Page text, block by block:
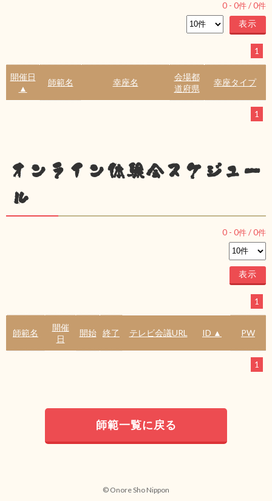
0 - 0件 /0件
1
開催日
▲
師範名 幸座名
会場都
道府県
幸座タイプ
1
オンライン体験会スケジュー
ル
0 - 0件 /0件
1
師範名
開催
日
開始 終了 テレビ会議URL ID ▲ PW
1
師範一覧に戻る
© Onore Sho Nippon